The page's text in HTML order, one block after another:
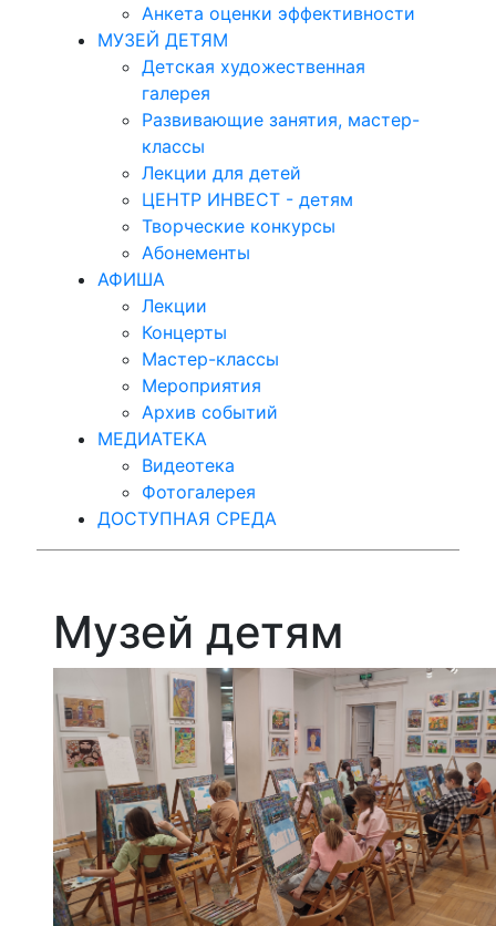
Анкета оценки эффективности
МУЗЕЙ ДЕТЯМ
Детская художественная
галерея
Развивающие занятия, мастер-
классы
Лекции для детей
ЦЕНТР ИНВЕСТ - детям
Творческие конкурсы
Абонементы
АФИША
Лекции
Концерты
Мастер-классы
Мероприятия
Архив событий
МЕДИАТЕКА
Видеотека
Фотогалерея
ДОСТУПНАЯ СРЕДА
Музей детям